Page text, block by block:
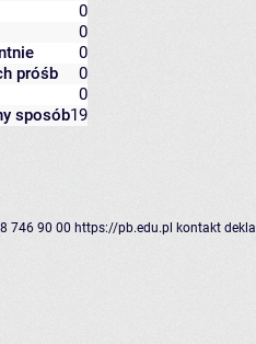
0
0
0
próśb
0
0
sposób19
746 90 00 https://pb.edu.pl kontakt